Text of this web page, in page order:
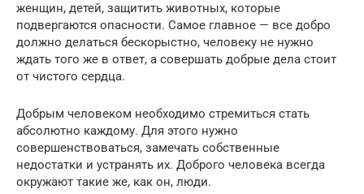
женщин, детей, защитить животных, которые
подвергаются опасности. Самое главное — все добро
должно делаться бескорыстно, человеку не нужно
ждать того же в ответ, а совершать добрые дела стоит
от чистого сердца.
Добрым человеком необходимо стремиться стать
абсолютно каждому. Для этого нужно
совершенствоваться, замечать собственные
недостатки и устранять их. Доброго человека всегда
окружают такие же, как он, люди.